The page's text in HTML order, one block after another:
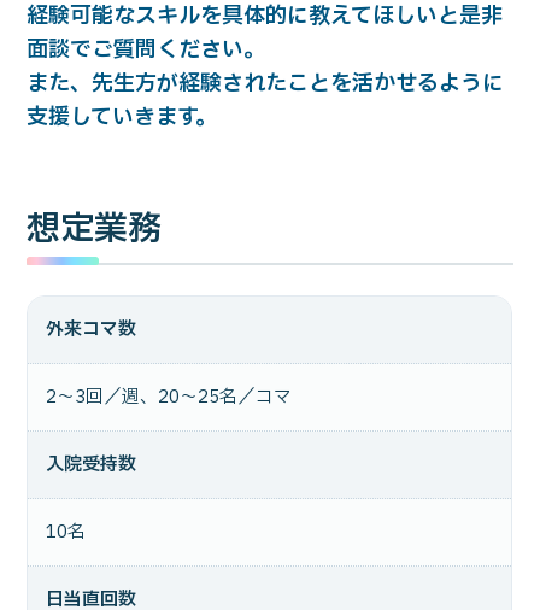
経験可能なスキルを具体的に教えてほしいと是非
面談でご質問ください。
また、先生方が経験されたことを活かせるように
支援していきます。
想定業務
外来コマ数
2～3回／週、20～25名／コマ
入院受持数
10名
日当直回数